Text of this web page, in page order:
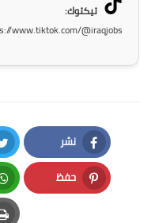
تيكتوك:
www.tiktok.com/@iraqjobs
نشر
Facebook
حفظ
Pinterest